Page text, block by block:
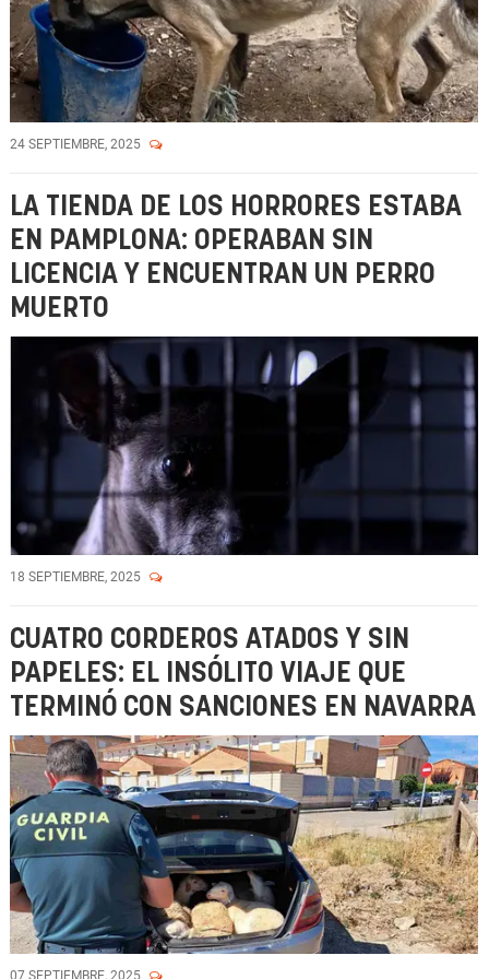
24 SEPTIEMBRE, 2025
LA TIENDA DE LOS HORRORES ESTABA
EN PAMPLONA: OPERABAN SIN
LICENCIA Y ENCUENTRAN UN PERRO
MUERTO
18 SEPTIEMBRE, 2025
CUATRO CORDEROS ATADOS Y SIN
PAPELES: EL INSÓLITO VIAJE QUE
TERMINÓ CON SANCIONES EN NAVARRA
07 SEPTIEMBRE, 2025